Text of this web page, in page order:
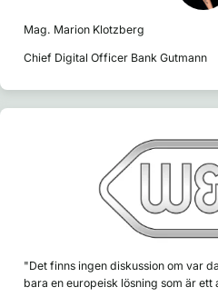
Mag. Marion Klotzberg
Chief Digital Officer Bank Gutmann
"Det finns ingen diskussion om var
bara en europeisk lösning som är ett